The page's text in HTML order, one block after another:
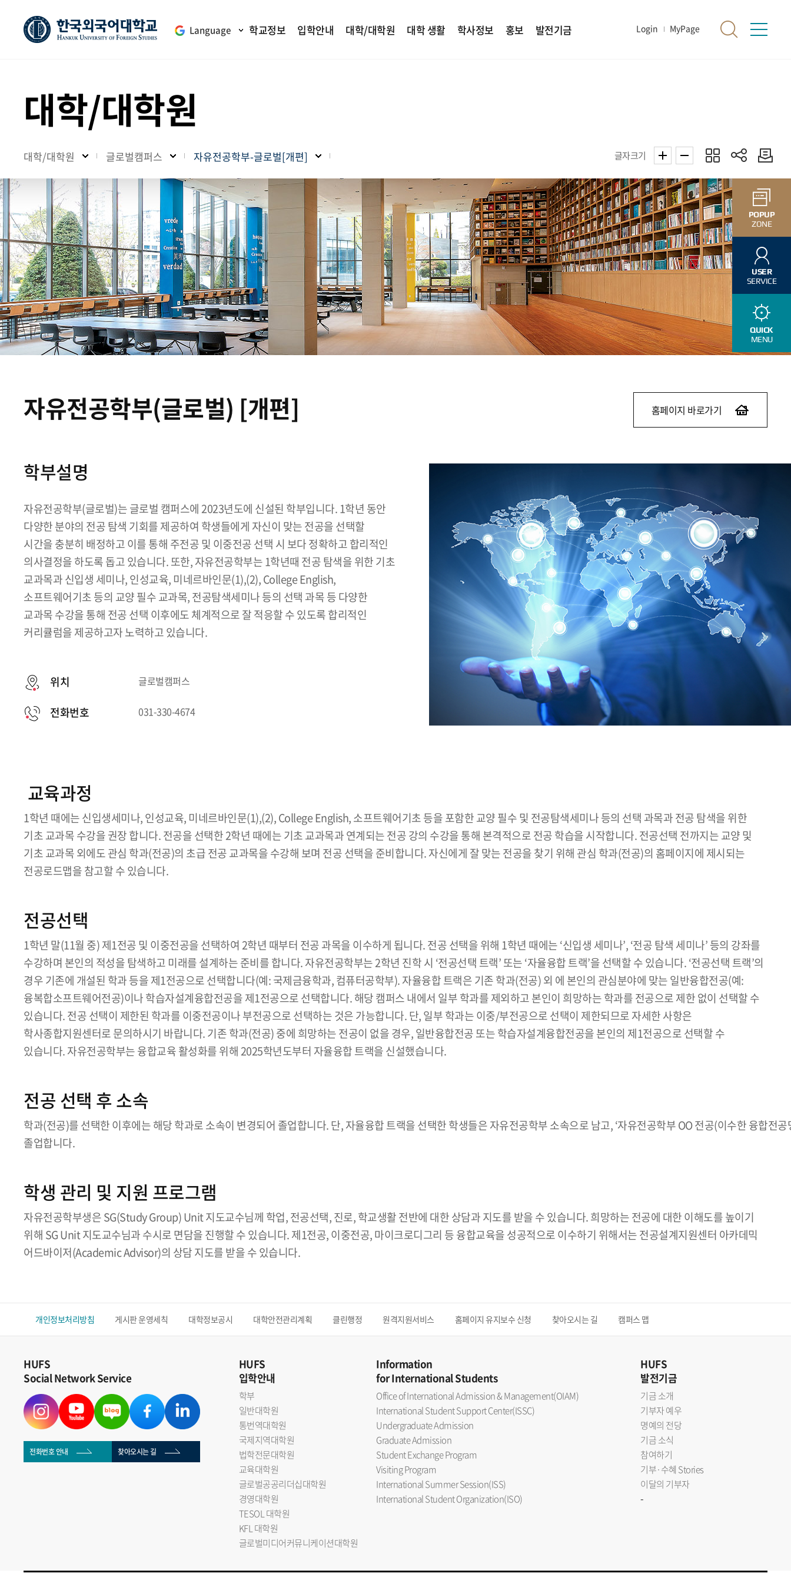
Language 학교정보 입학안내 대학/대학원 대학 생활 학사정보 홍보 발전기금 Login MyPage
대학/대학원
대학/대학원 글로벌캠퍼스 자유전공학부-글로벌[개편] 글자크기
자유전공학부(글로벌) [개편] 홈페이지 바로가기
학부설명
자유전공학부(글로벌)는 글로벌 캠퍼스에 2023년도에 신설된 학부입니다. 1학년 동안
다양한 분야의 전공 탐색 기회를 제공하여 학생들에게 자신이 맞는 전공을 선택할
시간을 충분히 배정하고 이를 통해 주전공 및 이중전공 선택 시 보다 정확하고 합리적인
의사결정을 하도록 돕고 있습니다. 또한, 자유전공학부는 1학년때 전공 탐색을 위한 기초
교과목과 신입생 세미나, 인성교육, 미네르바인문(1),(2), College English,
소프트웨어기초 등의 교양 필수 교과목, 전공탐색세미나 등의 선택 과목 등 다양한
교과목 수강을 통해 전공 선택 이후에도 체계적으로 잘 적응할 수 있도록 합리적인
커리큘럼을 제공하고자 노력하고 있습니다.
위치 글로벌캠퍼스
전화번호 031-330-4674
교육과정
1학년 때에는 신입생세미나, 인성교육, 미네르바인문(1),(2), College English, 소프트웨어기초 등을 포함한 교양 필수 및 전공탐색세미나 등의 선택 과목과 전공 탐색을 위한
기초 교과목 수강을 권장 합니다. 전공을 선택한 2학년 때에는 기초 교과목과 연계되는 전공 강의 수강을 통해 본격적으로 전공 학습을 시작합니다. 전공선택 전까지는 교양 및
기초 교과목 외에도 관심 학과(전공)의 초급 전공 교과목을 수강해 보며 전공 선택을 준비합니다. 자신에게 잘 맞는 전공을 찾기 위해 관심 학과(전공)의 홈페이지에 제시되는
전공로드맵을 참고할 수 있습니다.
전공선택
1학년 말(11월 중) 제1전공 및 이중전공을 선택하여 2학년 때부터 전공 과목을 이수하게 됩니다. 전공 선택을 위해 1학년 때에는 ‘신입생 세미나’, ‘전공 탐색 세미나’ 등의 강좌를
수강하며 본인의 적성을 탐색하고 미래를 설계하는 준비를 합니다. 자유전공학부는 2학년 진학 시 ‘전공선택 트랙’ 또는 ‘자율융합 트랙’을 선택할 수 있습니다. ‘전공선택 트랙’의
경우 기존에 개설된 학과 등을 제1전공으로 선택합니다(예: 국제금융학과, 컴퓨터공학부). 자율융합 트랙은 기존 학과(전공) 외 에 본인의 관심분야에 맞는 일반융합전공(예:
융복합소프트웨어전공)이나 학습자설계융합전공을 제1전공으로 선택합니다. 해당 캠퍼스 내에서 일부 학과를 제외하고 본인이 희망하는 학과를 전공으로 제한 없이 선택할 수
있습니다. 전공 선택이 제한된 학과를 이중전공이나 부전공으로 선택하는 것은 가능합니다. 단, 일부 학과는 이중/부전공으로 선택이 제한되므로 자세한 사항은
학사종합지원센터로 문의하시기 바랍니다. 기존 학과(전공) 중에 희망하는 전공이 없을 경우, 일반융합전공 또는 학습자설계융합전공을 본인의 제1전공으로 선택할 수
있습니다. 자유전공학부는 융합교육 활성화를 위해 2025학년도부터 자율융합 트랙을 신설했습니다.
전공 선택 후 소속
학과(전공)를 선택한 이후에는 해당 학과로 소속이 변경되어 졸업합니다. 단, 자율융합 트랙을 선택한 학생들은 자유전공학부 소속으로 남고, ‘자유전공학부 OO 전공(이수한 융합전공
졸업합니다.
학생 관리 및 지원 프로그램
자유전공학부생은 SG(Study Group) Unit 지도교수님께 학업, 전공선택, 진로, 학교생활 전반에 대한 상담과 지도를 받을 수 있습니다. 희망하는 전공에 대한 이해도를 높이기
위해 SG Unit 지도교수님과 수시로 면담을 진행할 수 있습니다. 제1전공, 이중전공, 마이크로디그리 등 융합교육을 성공적으로 이수하기 위해서는 전공설계지원센터 아카데믹
어드바이저(Academic Advisor)의 상담 지도를 받을 수 있습니다.
개인정보처리방침 게시판 운영세칙 대학정보공시 대학안전관리계획 클린행정 원격지원서비스 홈페이지 유지보수 신청 찾아오시는 길 캠퍼스 맵
HUFS
Social Network Service
전화번호 안내 찾아오시는 길
HUFS
입학안내
학부
일반대학원
통번역대학원
국제지역대학원
법학전문대학원
교육대학원
글로벌공공리더십대학원
경영대학원
TESOL 대학원
KFL 대학원
글로벌미디어커뮤니케이션대학원
Information
for International Students
Office of International Admission & Management(OIAM)
International Student Support Center(ISSC)
Undergraduate Admission
Graduate Admission
Student Exchange Program
Visiting Program
International Summer Session(ISS)
International Student Organization(ISO)
HUFS
발전기금
기금 소개
기부자 예우
명예의 전당
기금 소식
참여하기
기부·수혜 Stories
이달의 기부자
-
POPUP
ZONE
USER
SERVICE
QUICK
MENU